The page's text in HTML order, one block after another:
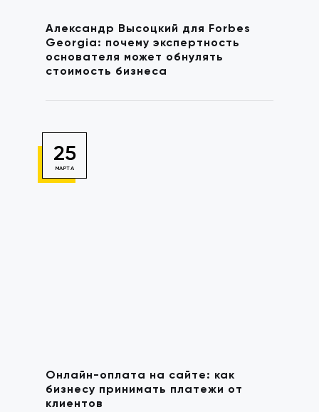
Александр Высоцкий для Forbes
Georgia: почему экспертность
основателя может обнулять
стоимость бизнеса
25
МАРТА
Онлайн-оплата на сайте: как
бизнесу принимать платежи от
клиентов